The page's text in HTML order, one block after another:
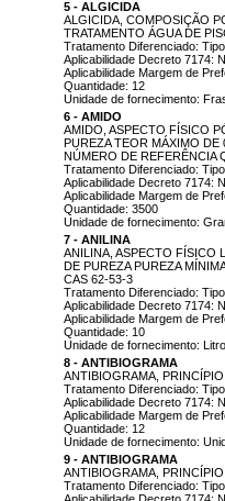
5 - ALGICIDA
ALGICIDA, COMPOSIÇÃO
TRATAMENTO ÁGUA DE
Tratamento Diferenciado:
Aplicabilidade Decreto 7174:
Aplicabilidade Margem de
Quantidade: 12
Unidade de fornecimento:
6 - AMIDO
AMIDO, ASPECTO FÍSICO
PUREZA TEOR MÁXIMO DE
NÚMERO DE REFERÊNCIA
Tratamento Diferenciado:
Aplicabilidade Decreto 7174:
Aplicabilidade Margem de
Quantidade: 3500
Unidade de fornecimento:
7 - ANILINA
ANILINA, ASPECTO FÍSICO
DE PUREZA PUREZA
CAS 62-53-3
Tratamento Diferenciado:
Aplicabilidade Decreto 7174:
Aplicabilidade Margem de
Quantidade: 10
Unidade de fornecimento: Litro
8 - ANTIBIOGRAMA
ANTIBIOGRAMA,
Tratamento Diferenciado:
Aplicabilidade Decreto 7174:
Aplicabilidade Margem de
Quantidade: 12
Unidade de fornecimento:
9 - ANTIBIOGRAMA
ANTIBIOGRAMA,
Tratamento Diferenciado: